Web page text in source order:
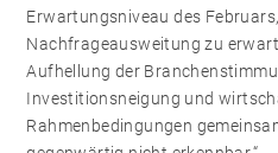
Erwartungsniveau des
Nachfrageausweitung zu
Aufhellung der
Investitionsneigung und
Rahmenbedingungen